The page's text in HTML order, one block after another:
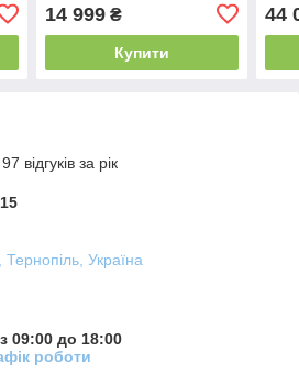
14 999₴
Купити
– 20
44
відгуків за рік
Україна
09:00 до 18:00
роботи